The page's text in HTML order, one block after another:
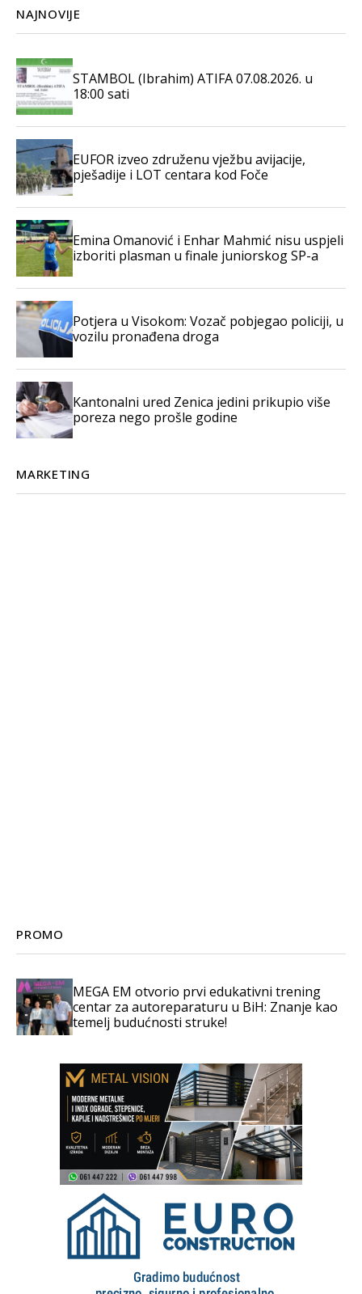
NAJNOVIJE
STAMBOL (Ibrahim) ATIFA 07.08.2026. u
18:00 sati
EUFOR izveo združenu vježbu avijacije,
pješadije i LOT centara kod Foče
Emina Omanović i Enhar Mahmić nisu uspjeli
izboriti plasman u finale juniorskog SP-a
Potjera u Visokom: Vozač pobjegao policiji, u
vozilu pronađena droga
Kantonalni ured Zenica jedini prikupio više
poreza nego prošle godine
MARKETING
PROMO
MEGA EM otvorio prvi edukativni trening
centar za autoreparaturu u BiH: Znanje kao
temelj budućnosti struke!